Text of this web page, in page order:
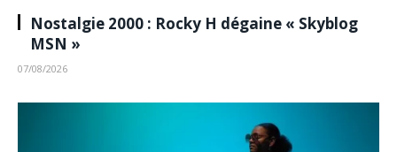
Nostalgie 2000 : Rocky H dégaine « Skyblog
MSN »
07/08/2026